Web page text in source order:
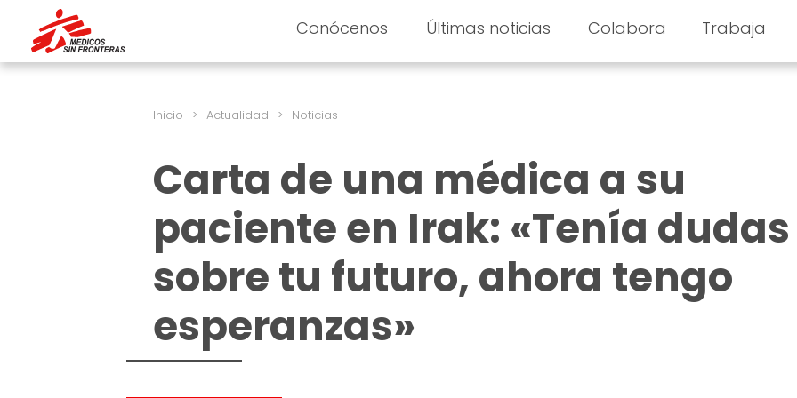
Conócenos Últimas noticias Colabora Trabaja
Inicio > Actualidad > Noticias
Carta de una médica a su
paciente en Irak: «Tenía dudas
sobre tu futuro, ahora tengo
esperanzas»